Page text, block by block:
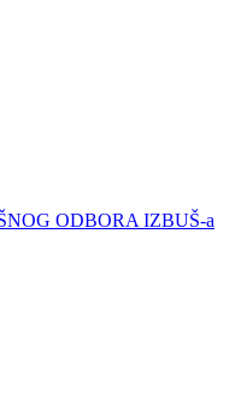
ODBORA IZBUŠ-a